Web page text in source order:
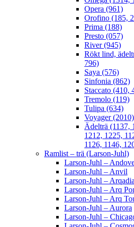
Opera (961)
Orofino (185,
Prima (188)
Presto (057)
River (945)
Rökt lind,
796)
Saya (576)
Sinfonia (862)
Staccato (410,
Tremolo (119)
Tulipa (634)
Voyager (2010)
Ädelträ (1137,
1212, 1225,
1126, 1146,
Ramlist – trä (Larson-Juhl)
Larson-Juhl –
Larson-Juhl – Anvil
Larson-Juhl – Arqadia
Larson-Juhl – Arq
Larson-Juhl – Arq
Larson-Juhl – Aurora
Larson-Juhl –